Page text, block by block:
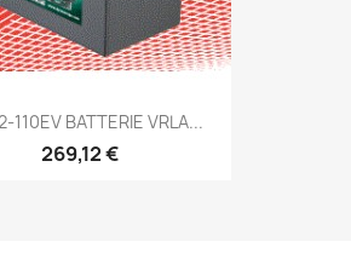
110EV BATTERIE VRLA...
269,12 €